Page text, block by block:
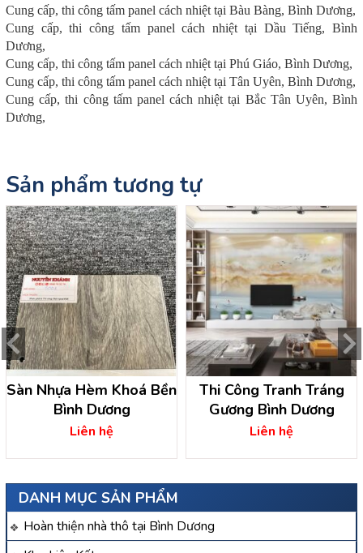
DANH MỤC SẢN PHẨM
Hoàn thiện nhà thô tại Bình Dương
Cung cấp, thi công tấm panel cách nhiệt tại Bàu Bàng, Bình Dương,
Cung cấp, thi công tấm panel cách nhiệt tại Dầu Tiếng, Bình
Dương,
Cung cấp, thi công tấm panel cách nhiệt tại Phú Giáo, Bình Dương,
Cung cấp, thi công tấm panel cách nhiệt tại Tân Uyên, Bình Dương,
Cung cấp, thi công tấm panel cách nhiệt tại Bắc Tân Uyên, Bình
Dương,
Sản phẩm tương tự
Sàn Nhựa Hèm Khoá Bền
Bình Dương
Liên hệ
Thi Công Tranh Tráng
Gương Bình Dương
Liên hệ